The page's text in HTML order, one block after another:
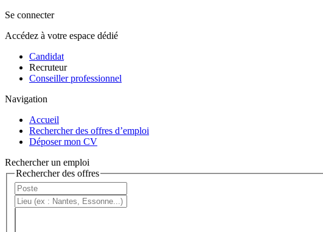
Se connecter
Accédez à votre espace dédié
Candidat
Recruteur
Conseiller professionnel
Navigation
Accueil
Rechercher des offres d’emploi
Déposer mon CV
Rechercher un emploi
Rechercher des offres